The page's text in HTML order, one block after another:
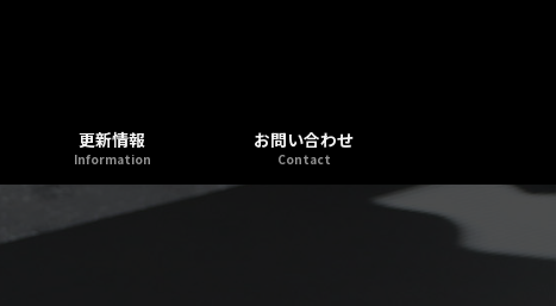
更新情報
Information
お問い合わせ
Contact